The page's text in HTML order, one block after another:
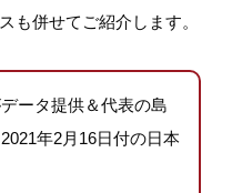
も併せてご紹介します。
ータ提供＆代表の島
年2月16日付の日本